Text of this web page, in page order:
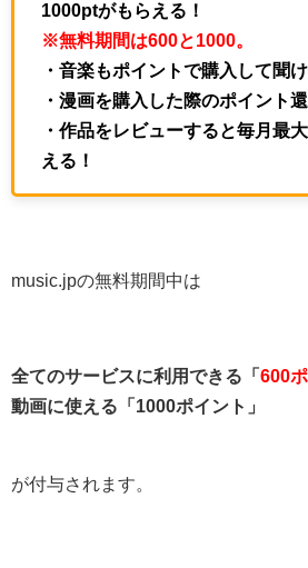
1000ptがもらえる！
※無料期間は600と1000。
・音楽もポイントで購入して聞け
・漫画を購入した際のポイント
・作品をレビューすると毎月最
える！
music.jpの無料期間中は
全てのサービスに利用できる「 600
動画に使える「1000ポイント」
が付与されます。